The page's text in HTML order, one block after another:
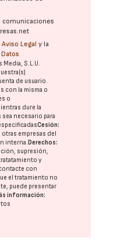
comunicaciones
Aviso Legal y la
Media, S.L.U.
de usuario.
con la misma o
o
dure la
necesario para
Cesión:
otras empresas del
interna.Derechos:
supresión,
y
con
el tratamiento no
puede presentar
información: